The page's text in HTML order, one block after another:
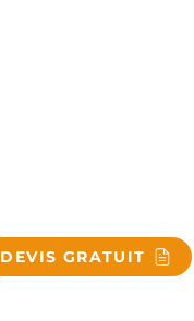
DEVIS GRATUIT